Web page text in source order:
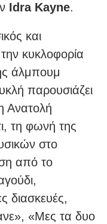
Idra Kayne.
και
κυκλοφορία
άλμπουμ
παρουσιάζει
Ανατολή
τη φωνή της
στο
από το
διασκευές,
«Μες τα δυο